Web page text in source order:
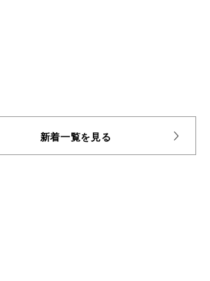
新着一覧を見る